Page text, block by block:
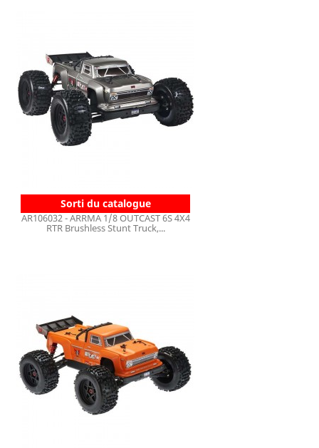
Sorti du catalogue
AR106032 - ARRMA 1/8 OUTCAST 6S 4X4
RTR Brushless Stunt Truck,...